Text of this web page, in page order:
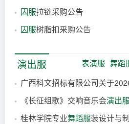
囚服拉链采购公告
囚服树脂扣采购公告
演出服 表演服 舞蹈
《长征组歌》交响音乐会演出服
桂林学院专业舞蹈服装设计与